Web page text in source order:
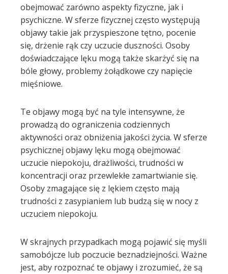
obejmować zarówno aspekty fizyczne, jak i
psychiczne. W sferze fizycznej często występują
objawy takie jak przyspieszone tętno, pocenie
się, drżenie rąk czy uczucie duszności. Osoby
doświadczające lęku mogą także skarżyć się na
bóle głowy, problemy żołądkowe czy napięcie
mięśniowe.
Te objawy mogą być na tyle intensywne, że
prowadzą do ograniczenia codziennych
aktywności oraz obniżenia jakości życia. W sferze
psychicznej objawy lęku mogą obejmować
uczucie niepokoju, drażliwości, trudności w
koncentracji oraz przewlekłe zamartwianie się.
Osoby zmagające się z lękiem często mają
trudności z zasypianiem lub budzą się w nocy z
uczuciem niepokoju.
W skrajnych przypadkach mogą pojawić się myśli
samobójcze lub poczucie beznadziejności. Ważne
jest, aby rozpoznać te objawy i zrozumieć, że są